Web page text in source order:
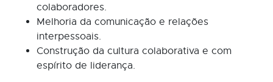
colaboradores.
Melhoria da comunicação e relações
interpessoais.
Construção da cultura colaborativa e com
espírito de liderança.